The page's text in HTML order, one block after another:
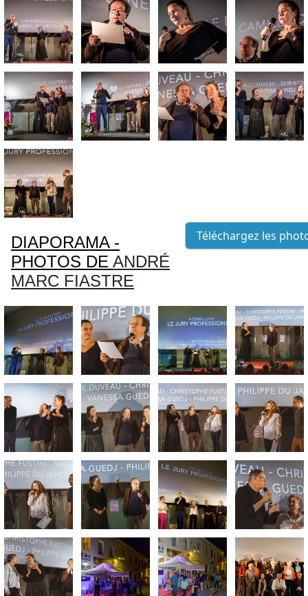
DIAPORAMA -
PHOTOS DE ANDRÉ
MARC FIASTRE
Téléchargez les